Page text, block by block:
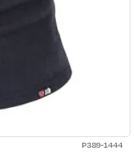
P389-1444